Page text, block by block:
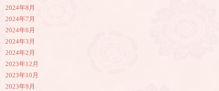
2024年8月
2024年7月
2024年6月
2024年3月
2024年2月
2023年12月
2023年10月
2023年9月